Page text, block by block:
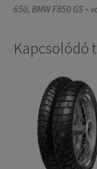
650, BMW F850 GS
Kapcsolódó